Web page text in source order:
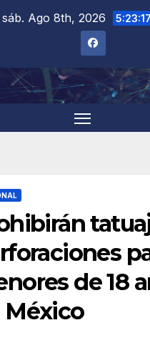
sáb. Ago 8th, 2026
de 18
México